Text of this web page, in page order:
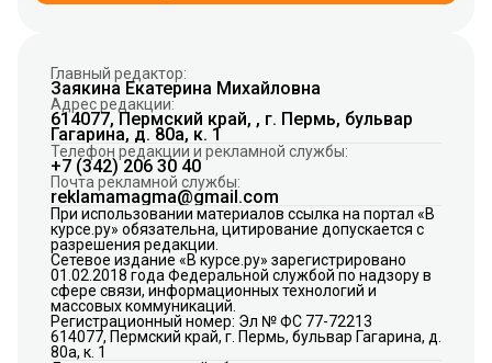
Главный редактор:
Заякина Екатерина Михайловна
Адрес редакции:
614077, Пермский край, , г. Пермь, бульвар
Гагарина, д. 80а, к. 1
Телефон редакции и рекламной службы:
+7 (342) 206 30 40
Почта рекламной службы:
reklamamagma@gmail.com
При использовании материалов ссылка на портал «В
курсе.ру» обязательна, цитирование допускается с
разрешения редакции.
Сетевое издание «В курсе.ру» зарегистрировано
01.02.2018 года Федеральной службой по надзору в
сфере связи, информационных технологий и
массовых коммуникаций.
Регистрационный номер: Эл № ФС 77-72213
614077, Пермский край, г. Пермь, бульвар Гагарина, д.
80а, к. 1